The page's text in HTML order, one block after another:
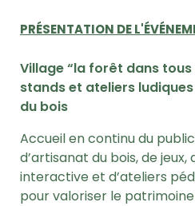
PRÉSENTATION DE
Village “la forêt dans tous
stands et ateliers
du bois
Accueil en continu du
d’artisanat du bois, de jeux,
interactive et d’ateliers
pour valoriser le